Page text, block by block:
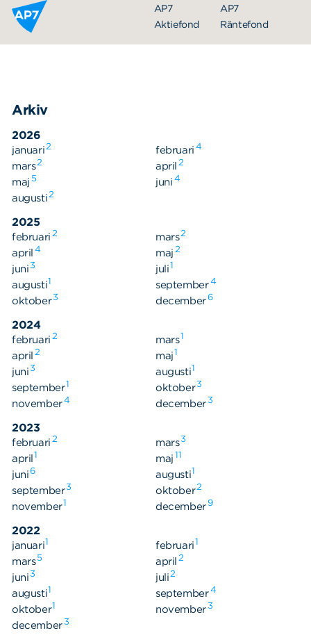
Hoppa till innehållet
AP7
Aktiefond
AP7
Räntefond
Arkiv
2026
januari2 februari 4
mars2 april 2
maj 5 juni 4
augusti2
2025
februari 2 mars2
april 4 maj 2
juni3 juli1
augusti1 september4
oktober3 december6
2024
februari 2 mars1
april 2 maj1
juni3 augusti1
september1 oktober3
november4 december3
2023
februari 2 mars3
april1 maj 11
juni6 augusti1
september3 oktober2
november1 december9
2022
januari1 februari1
mars5 april 2
juni3 juli2
augusti1 september4
oktober1 november3
december3
Organisation
Ledning
Årsredovisningar
Nyheter
Om Cookies
Policy om personuppgifter